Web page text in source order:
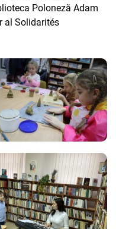
Poloneză Adam
al Solidarités